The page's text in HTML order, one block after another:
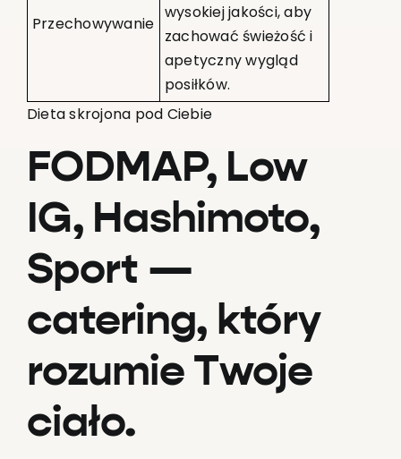
Przechowywanie
wysokiej jakości, aby
zachować świeżość i
apetyczny wygląd
posiłków.
Dieta skrojona pod Ciebie
FODMAP, Low
IG, Hashimoto,
Sport —
catering, który
rozumie Twoje
ciało.